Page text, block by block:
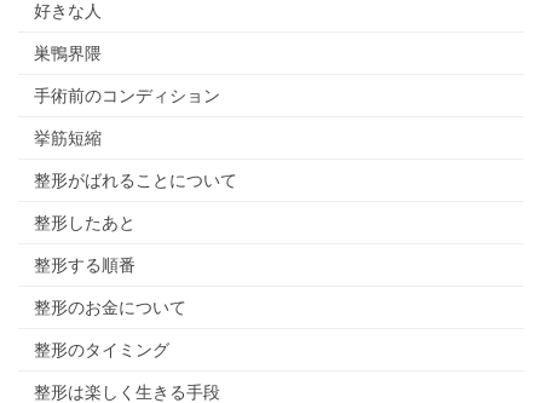
好きな人
巣鴨界隈
手術前のコンディション
挙筋短縮
整形がばれることについて
整形したあと
整形する順番
整形のお金について
整形のタイミング
整形は楽しく生きる手段